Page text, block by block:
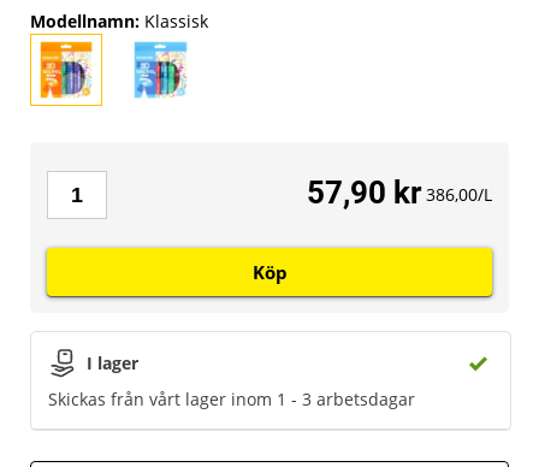
Modellnamn: Klassisk
I lager
Skickas från vårt lager inom 1 - 3 arbetsdagar
57,90 kr 386,00/L
Köp